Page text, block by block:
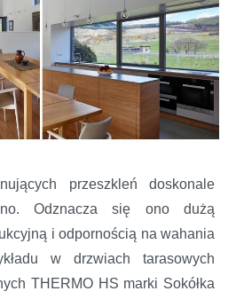
przeszkleń doskonale
Odznacza się ono dużą
i odpornością na wahania
w drzwiach tarasowych
THERMO HS marki Sokółka